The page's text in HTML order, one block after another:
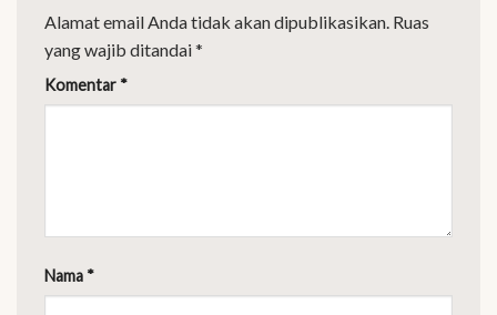
Alamat email Anda tidak akan dipublikasikan. Ruas
yang wajib ditandai*
Komentar *
Nama *